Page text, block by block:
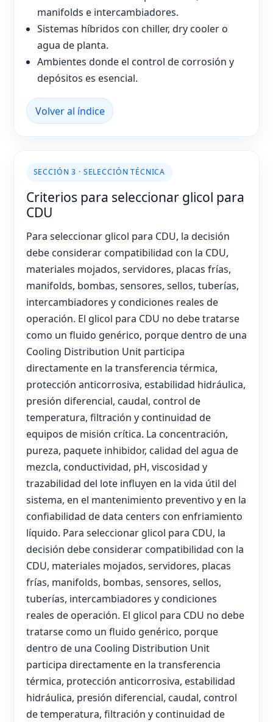
manifolds e intercambiadores.
Sistemas híbridos con chiller, dry cooler o
agua de planta.
Ambientes donde el control de corrosión y
depósitos es esencial.
Volver al índice
SECCIÓN 3 · SELECCIÓN TÉCNICA
Criterios para seleccionar glicol para
CDU
Para seleccionar glicol para CDU, la decisión
debe considerar compatibilidad con la CDU,
materiales mojados, servidores, placas frías,
manifolds, bombas, sensores, sellos, tuberías,
intercambiadores y condiciones reales de
operación. El glicol para CDU no debe tratarse
como un fluido genérico, porque dentro de una
Cooling Distribution Unit participa
directamente en la transferencia térmica,
protección anticorrosiva, estabilidad hidráulica,
presión diferencial, caudal, control de
temperatura, filtración y continuidad de
equipos de misión crítica. La concentración,
pureza, paquete inhibidor, calidad del agua de
mezcla, conductividad, pH, viscosidad y
trazabilidad del lote influyen en la vida útil del
sistema, en el mantenimiento preventivo y en la
confiabilidad de data centers con enfriamiento
líquido. Para seleccionar glicol para CDU, la
decisión debe considerar compatibilidad con la
CDU, materiales mojados, servidores, placas
frías, manifolds, bombas, sensores, sellos,
tuberías, intercambiadores y condiciones
reales de operación. El glicol para CDU no debe
tratarse como un fluido genérico, porque
dentro de una Cooling Distribution Unit
participa directamente en la transferencia
térmica, protección anticorrosiva, estabilidad
hidráulica, presión diferencial, caudal, control
de temperatura, filtración y continuidad de